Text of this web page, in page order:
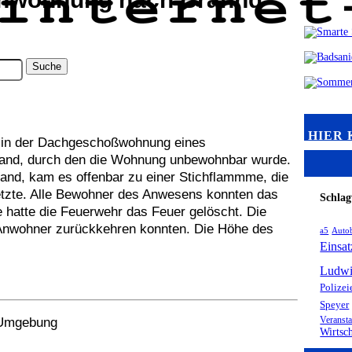
der Dachgeschoßwohnung eines
durch den die Wohnung unbewohnbar wurde.
kam es offenbar zu einer Stichflammme, die
Alle Bewohner des Anwesens konnten das
die Feuerwehr das Feuer gelöscht. Die
zurückkehren konnten. Die Höhe des
HIER
a5
Speyer